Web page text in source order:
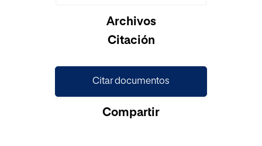
Archivos
Citación
Citar documentos
Compartir